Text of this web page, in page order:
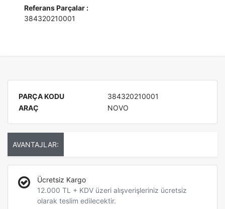
Referans Parçalar :
384320210001
PARÇA KODU
384320210001
ARAÇ
NOVO
AVANTAJLAR:
Ücretsiz Kargo
12.000 TL + KDV üzeri alışverişleriniz ücretsiz
olarak teslim edilecektir.